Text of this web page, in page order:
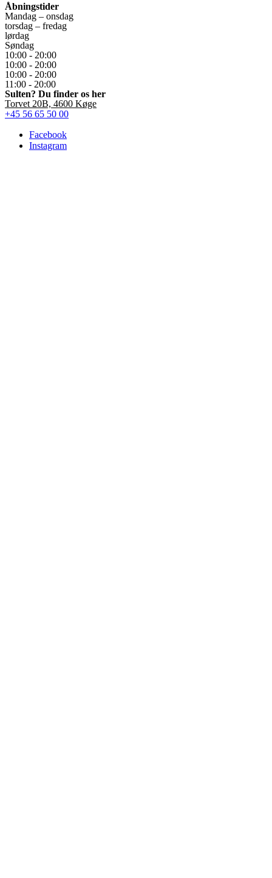
Åbningstider
Mandag – onsdag
torsdag – fredag
lørdag
Søndag
10:00 - 20:00
10:00 - 20:00
10:00 - 20:00
11:00 - 20:00
Sulten? Du finder os her
Torvet 20B, 4600 Køge
+45 56 65 50 00
Facebook
Instagram